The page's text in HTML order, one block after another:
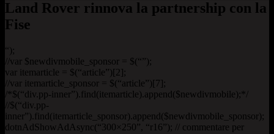
Land Rover rinnova la partnership con la
Fise
“);
//var $newdivmobile_sponsor = $(“”);
var itemarticle = $(“article”)[2];
//var itemarticle_sponsor = $(“article”)[7];
/*$(“div.pp-inner”).find(itemarticle).append($newdivmobile);*/
//$(“div.pp-
inner”).find(itemarticle_sponsor).append($newdivmobile_sponsor);
dotnAdShowAdAsync(“300×250”, “r16”); // commentare per